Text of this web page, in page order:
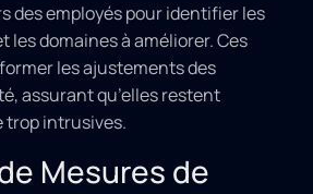
des employés pour identifier les
les domaines à améliorer. Ces
les ajustements des
assurant qu’elles restent
trop intrusives.
Mesures de